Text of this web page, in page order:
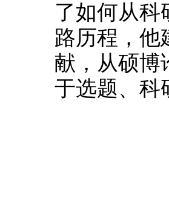
了如何从科
路历程，他
献，从硕博
于选题、科